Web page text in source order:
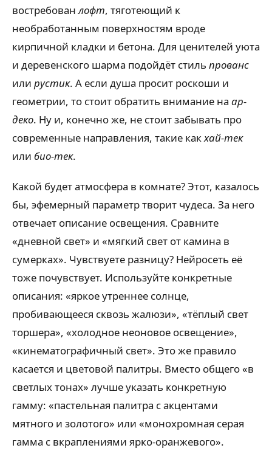
востребованлофт, тяготеющий к
необработанным поверхностям вроде
кирпичной кладки и бетона. Для ценителей уюта
и деревенского шарма подойдёт стиль прованс
или рустик. А если душа просит роскоши и
геометрии, то стоит обратить внимание на ар-
деко. Ну и, конечно же, не стоит забывать про
современные направления, такие какхай-тек
или био-тек.
Какой будет атмосфера в комнате? Этот, казалось
бы, эфемерный параметр творит чудеса. За него
отвечает описание освещения. Сравните
«дневной свет» и «мягкий свет от камина в
сумерках». Чувствуете разницу? Нейросеть её
тоже почувствует. Используйте конкретные
описания: «яркое утреннее солнце,
пробивающееся сквозь жалюзи», «тёплый свет
торшера», «холодное неоновое освещение»,
«кинематографичный свет». Это же правило
касается и цветовой палитры. Вместо общего «в
светлых тонах» лучше указать конкретную
гамму: «пастельная палитра с акцентами
мятного и золотого» или «монохромная серая
гамма с вкраплениями ярко-оранжевого».